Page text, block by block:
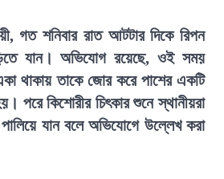
গত শনিবার রাত আটটার দিকে রিপন
যান। অভিযোগ রয়েছে, ওই সময়
থাকায় তাকে জোর করে পাশের একটি
পরে কিশোরীর চিৎকার শুনে স্থানীয়রা
যান বলে অভিযোগে উল্লেখ করা